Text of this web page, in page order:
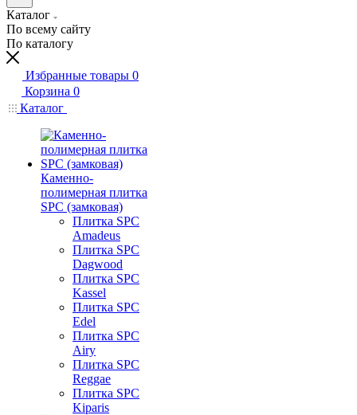
Каталог
По всему сайту
По каталогу
Избранные товары 0
Корзина 0
Каталог
Каменно-
полимерная плитка
SPC (замковая)
Плитка SPC
Amadeus
Плитка SPC
Dagwood
Плитка SPC
Kassel
Плитка SPC
Edel
Плитка SPC
Airy
Плитка SPC
Reggae
Плитка SPC
Kiparis